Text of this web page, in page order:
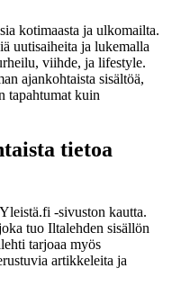
kotimaasta ja ulkomailta.
uutisaiheita ja lukemalla
viihde, ja lifestyle.
ajankohtaista sisältöä,
tapahtumat kuin
tietoa
-sivuston kautta.
tuo Iltalehden sisällön
tarjoaa myös
artikkeleita ja